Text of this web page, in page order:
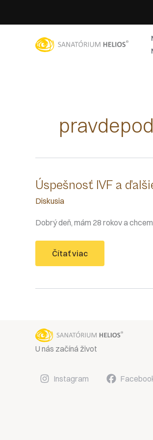
Úspešnosť IVF a
Diskusia
Dobrý deň, mám 28 rokov a
Úspešnosť
a
Čítať viac
U nás začíná život
Instagram